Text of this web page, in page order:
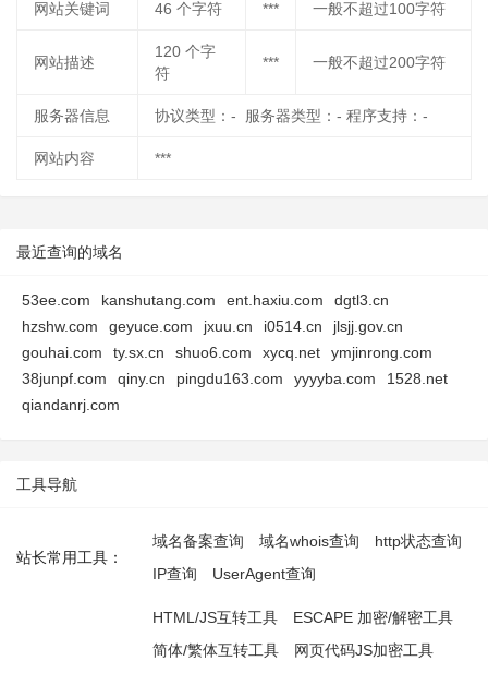
网站关键词 46 个字符 *** 一般不超过100字符
网站描述
120 个字
符
*** 一般不超过200字符
服务器信息 协议类型：- 服务器类型：- 程序支持：-
网站内容 ***
最近查询的域名
53ee.com kanshutang.com ent.haxiu.com
dgtl3.cn
hzshw.com
geyuce.com jxuu.cn i0514.cn
jlsjj.gov.cn
gouhai.com
ty.sx.cn shuo6.com xycq.net
ymjinrong.com
38junpf.com
qiny.cn pingdu163.com yyyyba.com
1528.net
qiandanrj.com
工具导航
站长常用工具：
域名备案查询 域名whois查询
http状态查询
IP查询
UserAgent查询
HTML/JS互转工具
ESCAPE 加密/解密工具
简体/繁体互转工具
网页代码JS加密工具